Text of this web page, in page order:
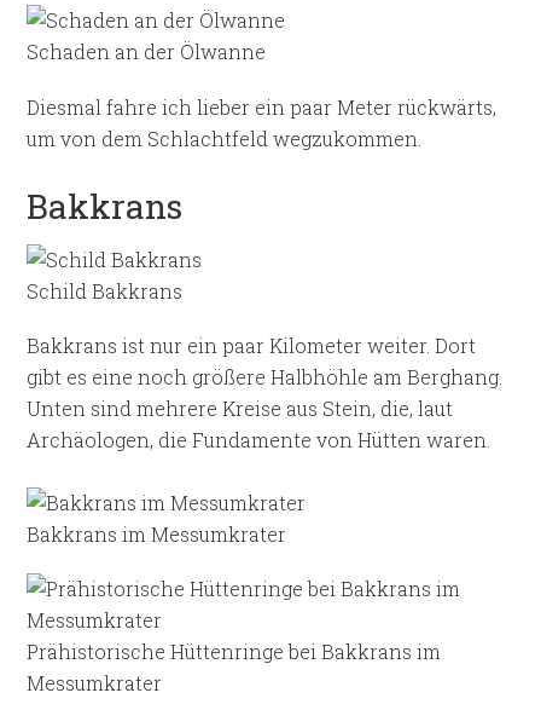
Schaden an der Ölwanne
Diesmal fahre ich lieber ein paar Meter rückwärts,
um von dem Schlachtfeld wegzukommen.
Bakkrans
Schild Bakkrans
Bakkrans ist nur ein paar Kilometer weiter. Dort
gibt es eine noch größere Halbhöhle am Berghang.
Unten sind mehrere Kreise aus Stein, die, laut
Archäologen, die Fundamente von Hütten waren.
Bakkrans im Messumkrater
Prähistorische Hüttenringe bei Bakkrans im
Messumkrater